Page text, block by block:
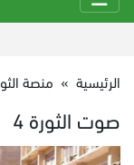
الرئيسية » منصة
صوت الثورة 4